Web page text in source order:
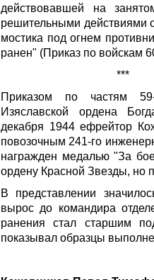
действовавшей на
решительными действиями
мостика под огнем
ранен" (Приказ по войскам
***
Приказом по частям 59-
Изяславской ордена
декабря 1944 ефрейтор
повозочным 241-го
награжден медалью "За
ордену Красной Звезды, но
В представлении
вырос до командира
ранения стал старшим
показывал образцы